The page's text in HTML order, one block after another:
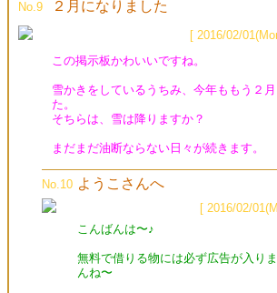
No.9 ２月になりました
[ 2016/02/
この掲示板かわいいですね。
雪かきをしているうちみ、今年ももう２
た。
そちらは、雪は降りますか？
まだまだ油断ならない日々が続きます。
No.10 ようこさんへ
[ 2016/02/
こんばんは〜♪
無料で借りる物には必ず広告が入り
んね〜